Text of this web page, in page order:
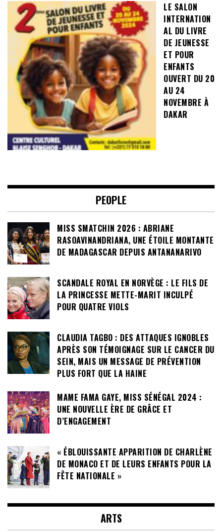
LE SALON
INTERNATION
AL DU LIVRE
DE JEUNESSE
ET POUR
ENFANTS
OUVERT DU 20
AU 24
NOVEMBRE À
DAKAR
PEOPLE
MISS SMATCHIN 2026 : ABRIANE
RASOAVINANDRIANA, UNE ÉTOILE MONTANTE
DE MADAGASCAR DEPUIS ANTANANARIVO
SCANDALE ROYAL EN NORVÈGE : LE FILS DE
LA PRINCESSE METTE-MARIT INCULPÉ
POUR QUATRE VIOLS
CLAUDIA TAGBO : DES ATTAQUES IGNOBLES
APRÈS SON TÉMOIGNAGE SUR LE CANCER DU
SEIN, MAIS UN MESSAGE DE PRÉVENTION
PLUS FORT QUE LA HAINE
MAME FAMA GAYE, MISS SÉNÉGAL 2024 :
UNE NOUVELLE ÈRE DE GRÂCE ET
D’ENGAGEMENT
« ÉBLOUISSANTE APPARITION DE CHARLÈNE
DE MONACO ET DE LEURS ENFANTS POUR LA
FÊTE NATIONALE »
ARTS